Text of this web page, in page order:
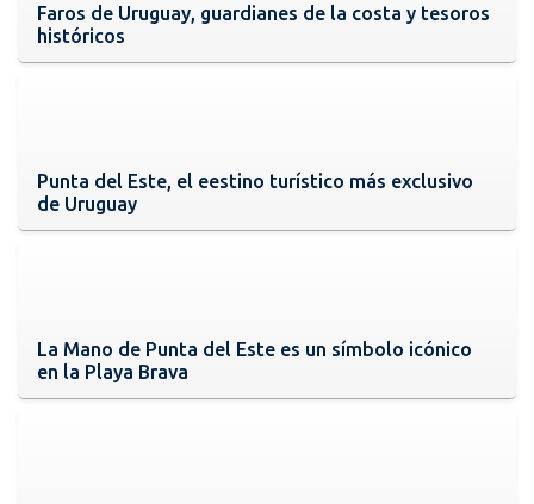
Faros de Uruguay, guardianes de la costa y tesoros
históricos
Punta del Este, el eestino turístico más exclusivo
de Uruguay
La Mano de Punta del Este es un símbolo icónico
en la Playa Brava